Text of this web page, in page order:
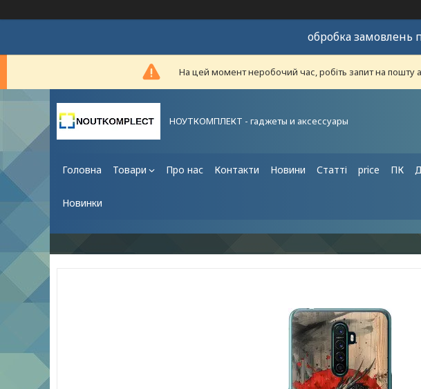
обробка замовлень
На цей момент неробочий час, робіть запит на пошту
НОУТКОМПЛЕКТ - гаджеты и аксессуары
Головна Товари Про нас Контакти Новини Статті price ПК
Новинки